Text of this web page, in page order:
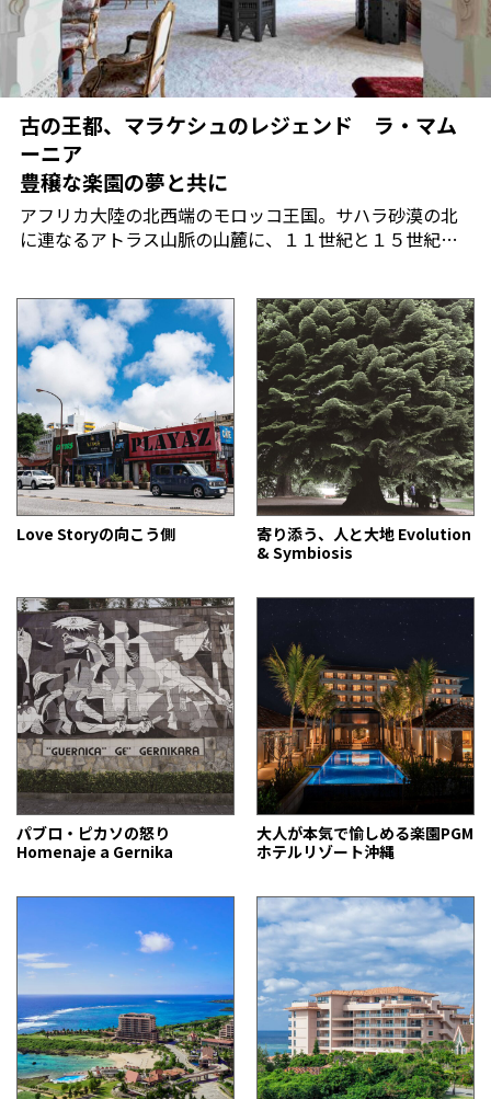
古の王都、マラケシュのレジェンド ラ・マム
ーニア
豊穣な楽園の夢と共に
アフリカ大陸の北西端のモロッコ王国。サハラ砂漠の北
に連なるアトラス山脈の山麓に、１１世紀と１５世紀の
族の言葉で「神の国」を意味するに相応しい地だった。
Love Storyの向こう側
寄り添う、人と大地 Evolution
& Symbiosis
パブロ・ピカソの怒り
Homenaje a Gernika
大人が本気で愉しめる楽園PGM
ホテルリゾート沖縄